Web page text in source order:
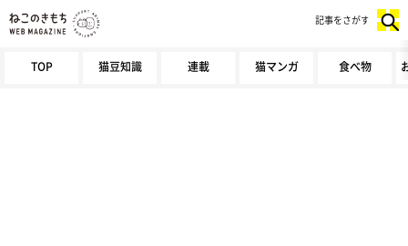
TOP 猫豆知識 連載 猫マンガ 食べ物
記事をさがす